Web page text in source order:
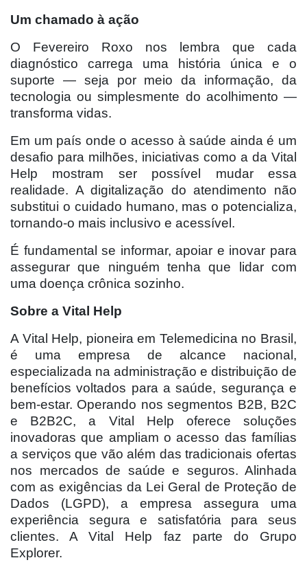
Um chamado à ação
O Fevereiro Roxo nos lembra que cada
diagnóstico carrega uma história única e o
suporte — seja por meio da informação, da
tecnologia ou simplesmente do acolhimento —
transforma vidas.
Em um país onde o acesso à saúde ainda é um
desafio para milhões, iniciativas como a da Vital
Help mostram ser possível mudar essa
realidade. A digitalização do atendimento não
substitui o cuidado humano, mas o potencializa,
tornando-o mais inclusivo e acessível.
É fundamental se informar, apoiar e inovar para
assegurar que ninguém tenha que lidar com
uma doença crônica sozinho.
Sobre a Vital Help
A Vital Help, pioneira em Telemedicina no Brasil,
é uma empresa de alcance nacional,
especializada na administração e distribuição de
benefícios voltados para a saúde, segurança e
bem-estar. Operando nos segmentos B2B, B2C
e B2B2C, a Vital Help oferece soluções
inovadoras que ampliam o acesso das famílias
a serviços que vão além das tradicionais ofertas
nos mercados de saúde e seguros. Alinhada
com as exigências da Lei Geral de Proteção de
Dados (LGPD), a empresa assegura uma
experiência segura e satisfatória para seus
clientes. A Vital Help faz parte do Grupo
Explorer.